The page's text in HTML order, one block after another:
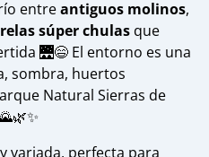
entreantiguos molinos,
súper chulas que
🌉😄 El entorno es una
sombra, huertos
Natural Sierras de
variada, perfecta para